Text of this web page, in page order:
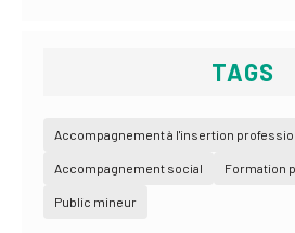
TAGS
Accompagnement à l'insertion
Accompagnement social Formation
Public mineur